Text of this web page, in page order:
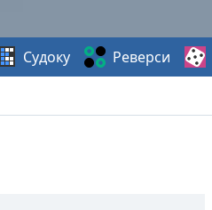
Судоку Реверси